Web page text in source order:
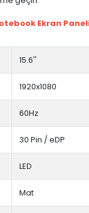
Ekran
15.6''
1920x1080
60Hz
30 Pin / eDP
LED
Mat